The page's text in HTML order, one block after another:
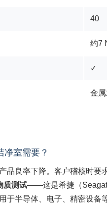
40
约7
✓
金
净室需要？
良率下降。客户稽核时要
质测试——这是希捷（
半导体、电子、精密设